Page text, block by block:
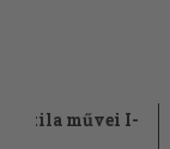
Attila művei I-